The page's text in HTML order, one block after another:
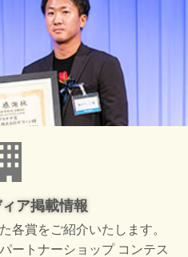
ア掲載情報
各賞をご紹介いたします。
パートナーショップ コンテス